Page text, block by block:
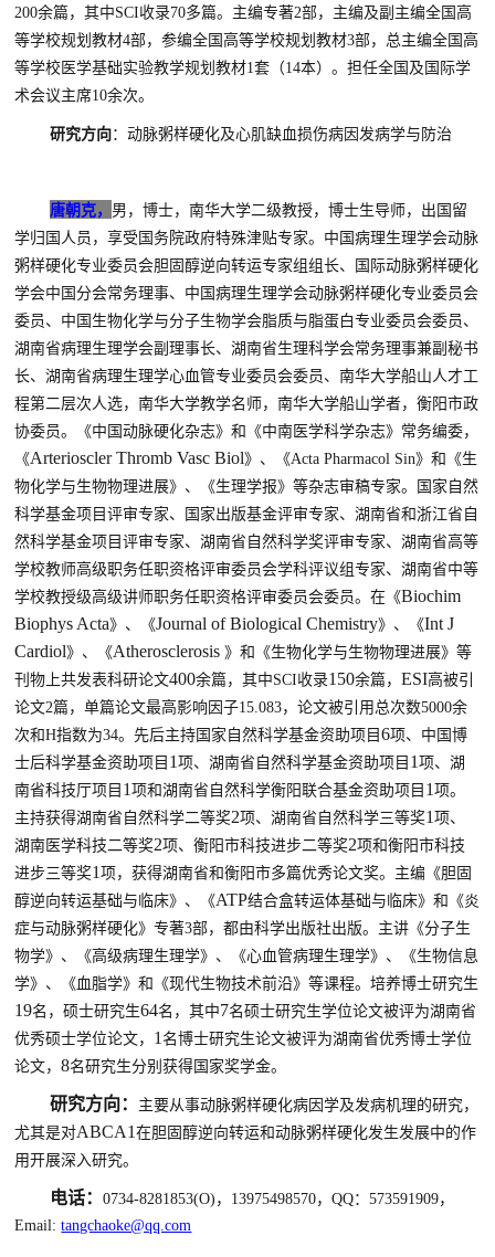
200余篇，其中SCI收录70多篇。主编专著2部，主编及副主编全国高
等学校规划教材4部，参编全国高等学校规划教材3部，总主编全国高
等学校医学基础实验教学规划教材1套（14本）。担任全国及国际学
术会议主席10余次。
研究方向：动脉粥样硬化及心肌缺血损伤病因发病学与防治
唐朝克， 男，博士，南华大学二级教授，博士生导师 ， 出国留
学归国人员 ，享受国务院政府特殊津贴专家。中国病理生理学会动脉
粥样硬化专业委员会胆固醇逆向转运专家组组长、国际动脉粥样硬化
学会中国分会常务理事、 中国病理生理学会动脉粥样硬化专业委员会
委员、 中国生物化学与分子生物学会脂质与脂蛋白专业委员会委员、
湖南省病理生理学会副理事长、湖南省生理科学会常务理事兼副秘书
长、湖南省病理生理学心血管专业委员会委员、南华大学船山人才工
程第二层次人选，南华大学教学名师，南华大学船山学者，衡阳市政
协委员。《中国动脉硬化杂志》和 《中南医学科学杂志》 常务编委，
《Arterioscler Thromb Vasc Biol》、《Acta Pharmacol Sin》和《生
物化学与生物物理进展》、《生理学报》等杂志审稿专家。国家自然
科学基金项目评审专家、国家出版基金评审专家、湖南省和浙江省 自
然科学基金项目评审专家、湖南省 自然科学奖评审专家、湖南省高等
学校教师高级职务任职资格评审委员会学科评议组专家、湖南省中等
学校教授级高级讲师职务任职资格评审委员会委员。在《Biochim
Biophys Acta》 、 《Journal of Biological Chemistry》 、 《Int J
Cardiol》 、 《Atherosclerosis》和《生物化学与生物物理进展》等
刊物上共发表科研论文400余篇，其中SCI收录150余篇 ， ESI高被引
论文2篇，单篇论文最高影响因子15.083，论文被引用总次数5000余
次和H指数为34。先后主持国家自然科学基金资助项目6项、中国博
士后科学基金资助项目 1项、湖南省自然科学基金资助项目 1项、湖
南省科技厅项目 1项和湖南省自然科学衡阳联合基金资助项目 1项。
主持获得湖南省自然科学二等奖2项、湖南省自然科学三等奖1项、
湖南医学科技二等奖2项、衡阳市科技进步二等奖2项和衡阳市科技
进步三等奖1项，获得湖南省和衡阳市多篇优秀论文奖。 主编《胆固
醇逆向转运基础与临床》、《ATP结合盒转运体基础与临床》和《炎
症与动脉粥样硬化》专著3部，都由科学出版社出版。主讲《分子生
物学》、《高级病理生理学》、《心血管病理生理学》、《生物信息
学》、《血脂学》和 《现代生物技术前沿》等课程。培养博士研究生
19名 ，硕士研究生64名，其中7名硕士研究生学位论文被评为湖南省
优秀硕士学位论文， 1 名博士研究生论文被评为湖南省优秀博士学位
论文，8名研究生分别获得国家奖学金。
研究方向：
主要从事动脉粥样硬化病因学及发病机理的研究，
尤其是对ABCA1在胆固醇逆向转运和动脉粥样硬化发生发展中的作
用开展深入研究。
电话：0734-8281853(O) ， 13975498570，QQ：573591909，
Email:tangchaoke@qq.com